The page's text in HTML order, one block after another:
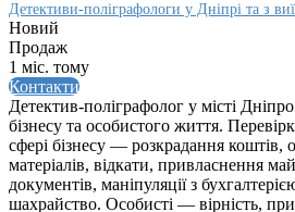
Детективи-поліграфологи у Дніпрі та з
Новий
Продаж
1 міс. тому
Контакти
Детектив-поліграфолог у місті
бізнесу та особистого життя.
сфері бізнесу — розкрадання коштів,
матеріалів, відкати, привласнення
документів, маніпуляції з
шахрайство. Особисті — вірність,